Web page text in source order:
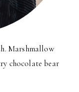
Marshmallow
chocolate bear